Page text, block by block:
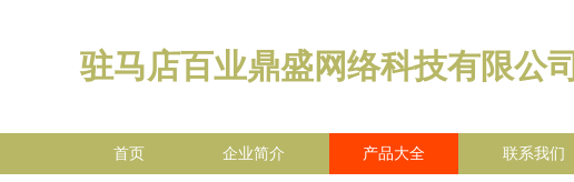
驻马店百业鼎盛网络科技有限公司
首页 企业简介 产品大全 联系我们